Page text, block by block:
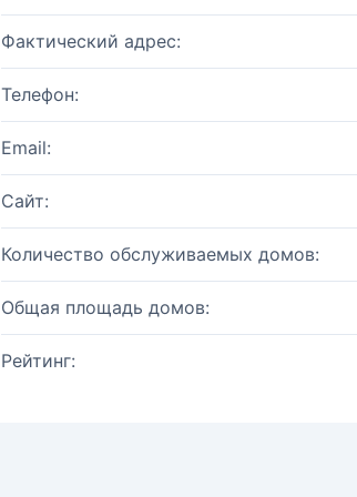
Фактический адрес:
Телефон:
Email:
Сайт:
Количество обслуживаемых домов:
Общая площадь домов:
Рейтинг: